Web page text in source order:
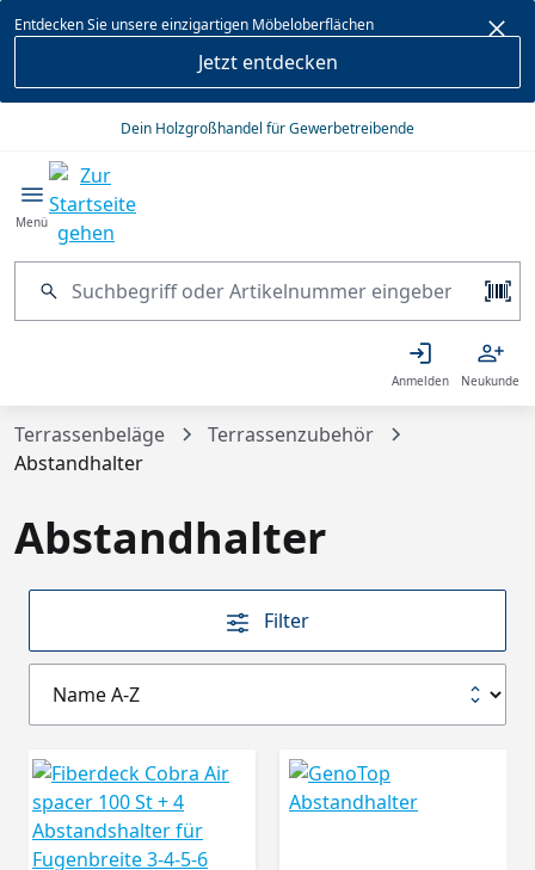
springen
Entdecken Sie unsere einzigartigen Möbeloberflächen
Jetzt entdecken
Dein Holzgroßhandel für Gewerbetreibende
Menü
Anmelden Neukunde
Terrassenbeläge
Terrassenzubehör
Abstandhalter
Abstandhalter
Filter